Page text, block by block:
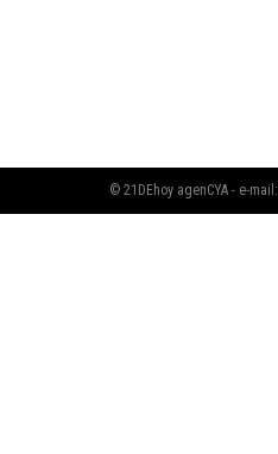
© 21DEhoy agenCYA - e-mail: